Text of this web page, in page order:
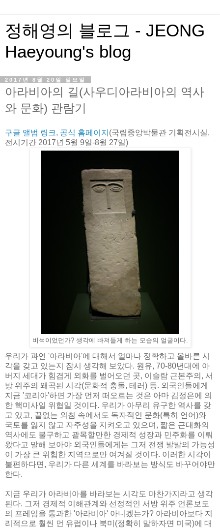
정해영의 블로그 - JEONG
Haeyoung's blog
2017년 8월 20일 일요일
아라비아의 길(사우디아라비아의 역사
와 문화) 관람기
구글 앨범 링크, 공식 홈페이지 (국립중앙박물관 기획전시실,
전시기간 2017년 5월 9일-8월 27일)
비석이었던가? 생각에 빠져들게 하는 모습의 얼굴이다.
우리가 과연 '아라비아'에 대해서 얼마나 정확하고 올바른 시
각을 갖고 있는지 잠시 생각해 보았다. 원유, 70-80년대에 아
버지 세대가 힘겹게 외화를 벌어오던 곳, 이슬람 근본주의, 서
방 위주의 왜곡된 시각(문화적 충돌, 테러) 등. 외국인들에게
지금 '코리아'하면 가장 먼저 떠오르는 것은 아마 김정은에 의
한 핵미사일 위협일 것이다. 우리가 아무리 유구한 역사를 갖
고 있고, 끝없는 외침 속에서도 독자적인 문화(특히 언어)와
국토를 잃지 않고 자주성을 지켜오고 있으며, 짧은 근대화의
역사에도 불구하고 괄목할만한 경제적 성장과 민주화를 이뤄
왔다고 말해 보아야 외국인들에게는 그저 전쟁 발발의 가능성
이 가장 큰 위험한 지역으로만 여겨질 것이다. 이러한 시각이
불편하다면, 우리가 다른 세계를 바라보는 방식도 바꾸어야만
한다.
지금 우리가 아라비아를 바라보는 시각도 마찬가지라고 생각
된다. 그저 경제적 이해관계와 선정적인 서방 위주 언론보도
의 프레임을 통과한 '아라비아' 아니겠는가? 아라비아보다 지
리적으로 훨씬 먼 유럽이나 북미(정확히 말하자면 미국)에 대